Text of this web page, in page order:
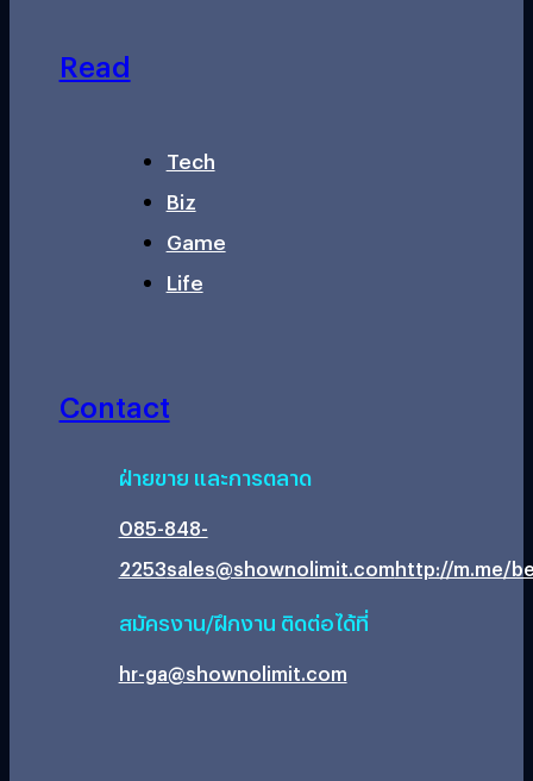
Read
Tech
Biz
Game
Life
Contact
ฝ่ายขาย และการตลาด
085-848-
2253sales@shownolimit.comhttp://m.me/
สมัครงาน/ฝึกงาน ติดต่อได้ที่
hr-ga@shownolimit.com